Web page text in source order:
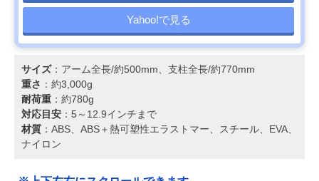
Yahoo!で見る
サイズ：アーム全長/約500mm、支柱全長/約770mm
重さ ：約3,000g
耐荷重 ：約780g
対応目安 ：5～12.9インチまで
材質 ：ABS、ABS＋熱可塑性エラストマー、スチール、EVA、
ナイロン